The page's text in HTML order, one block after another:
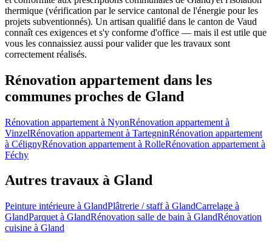
thermique (vérification par le service cantonal de l'énergie pour les
projets subventionnés). Un artisan qualifié dans le canton de Vaud
connaît ces exigences et s'y conforme d'office — mais il est utile que
vous les connaissiez aussi pour valider que les travaux sont
correctement réalisés.
Rénovation appartement dans les
communes proches de Gland
Rénovation appartement à NyonRénovation appartement à
VinzelRénovation appartement à TartegninRénovation appartement
à CélignyRénovation appartement à RolleRénovation appartement à
Féchy
Autres travaux à Gland
Peinture intérieure à GlandPlâtrerie / staff à GlandCarrelage à
GlandParquet à GlandRénovation salle de bain à GlandRénovation
cuisine à Gland